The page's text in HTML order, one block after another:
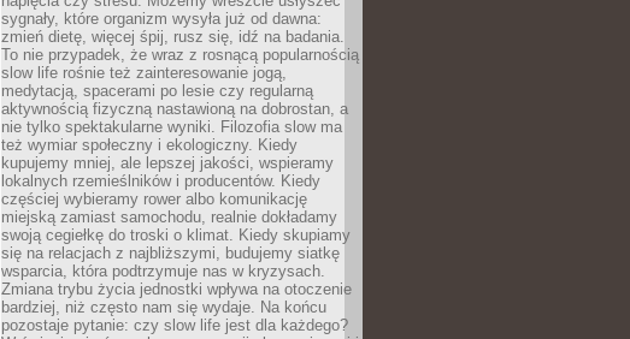
sygnały, które organizm wysyła już od dawna:
zmień dietę, więcej śpij, rusz się, idź na badania.
To nie przypadek, że wraz z rosnącą popularnością
slow life rośnie też zainteresowanie jogą,
medytacją, spacerami po lesie czy regularną
aktywnością fizyczną nastawioną na dobrostan, a
nie tylko spektakularne wyniki. Filozofia slow ma
też wymiar społeczny i ekologiczny. Kiedy
kupujemy mniej, ale lepszej jakości, wspieramy
lokalnych rzemieślników i producentów. Kiedy
częściej wybieramy rower albo komunikację
miejską zamiast samochodu, realnie dokładamy
swoją cegiełkę do troski o klimat. Kiedy skupiamy
się na relacjach z najbliższymi, budujemy siatkę
wsparcia, która podtrzymuje nas w kryzysach.
Zmiana trybu życia jednostki wpływa na otoczenie
bardziej, niż często nam się wydaje. Na końcu
pozostaje pytanie: czy slow life jest dla każdego?